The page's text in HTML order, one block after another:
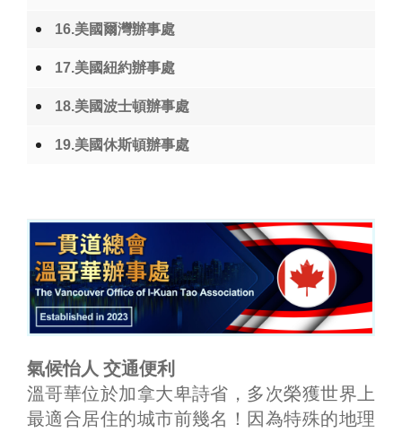
16.美國爾灣辦事處
17.美國紐約辦事處
18.美國波士頓辦事處
19.美國休斯頓辦事處
氣候怡人 交通便利
溫哥華位於加拿大卑詩省，多次榮獲世界上
最適合居住的城市前幾名！因為特殊的地理